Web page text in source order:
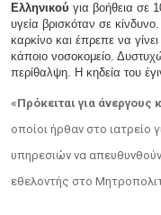
Ελληνικού για βοήθεια σε
υγεία βρισκόταν σε
καρκίνο και έπρεπε να
κάποιο νοσοκομείο.
περίθαλψη. Η κηδεία του
«Πρόκειται για
οποίοι ήρθαν στο ιατρείο
υπηρεσιών να
εθελοντής στο